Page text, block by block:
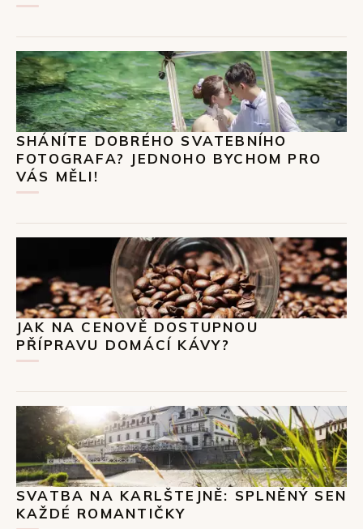
SHÁNÍTE DOBRÉHO SVATEBNÍHO
FOTOGRAFA? JEDNOHO BYCHOM PRO
VÁS MĚLI!
JAK NA CENOVĚ DOSTUPNOU
PŘÍPRAVU DOMÁCÍ KÁVY?
SVATBA NA KARLŠTEJNĚ: SPLNĚNÝ SEN
KAŽDÉ ROMANTIČKY